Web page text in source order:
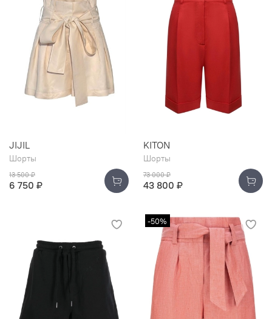
JIJIL
Шорты
13 500 ₽
6 750 ₽
KITON
Шорты
73 000 ₽
43 800 ₽
-50%